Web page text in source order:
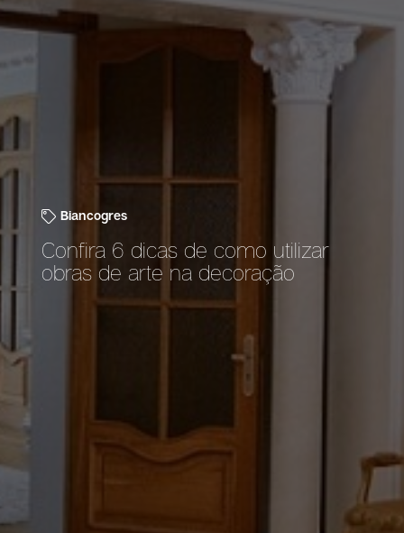
Biancogres
Confira 6 dicas de como utilizar
obras de arte na decoração